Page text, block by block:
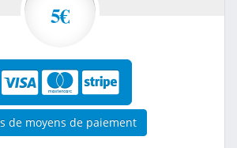
5€
de moyens de paiement